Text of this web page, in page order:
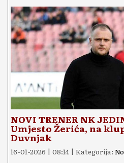
NOVI TRENER NK
Umjesto Žerića, na
Duvnjak
16-01-2026 | 08:14 | Kategorija: